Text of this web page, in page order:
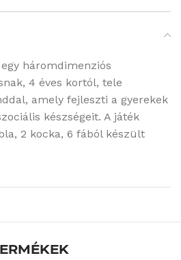
háromdimenziós
4 éves kortól, tele
amely fejleszti a gyerekek
készségeit. A játék
2 kocka, 6 fából készült